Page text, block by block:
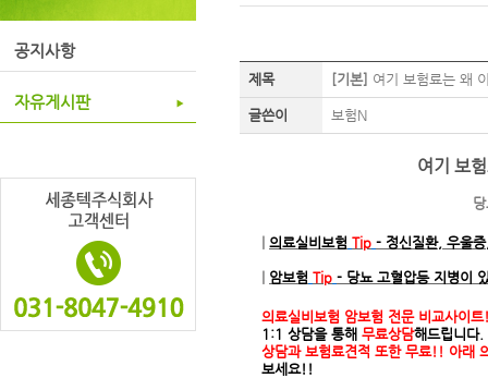
공지사항
자유게시판
제목 [기본] 여기 보험료는 왜
글쓴이 보험N
여기 보
의료실비보험 Tip - 정신질환, 우울
암보험 Tip - 당뇨 고혈압등 지병이
의료실비보험 암보험 전문 비교사이
1:1 상담을 통해 무료상담해드립니다.
상담과 보험료견적 또한 무료!! 아래
보세요!!